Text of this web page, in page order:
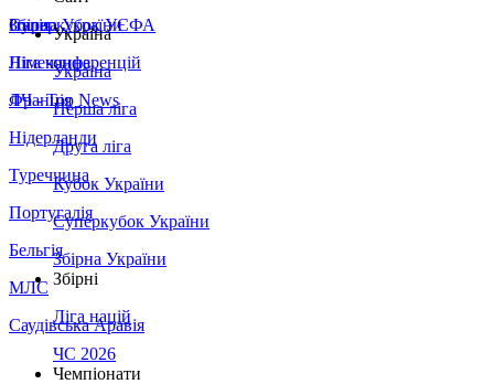
Збірна України
Італія
Німеччина
Франція
Нідерланди
Туреччина
Португалія
Бельгія
МЛС
Саудівська Аравія
Суперкубок УЄФА
Ліга конференцій
ЛЧ - Top News
Україна
Україна
Перша ліга
Друга ліга
Кубок України
Суперкубок України
Збірна України
Збірні
Ліга націй
ЧС 2026
Чемпіонати